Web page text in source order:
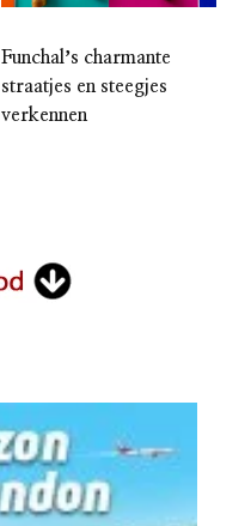
Funchalʼs charmante
straatjes en steegjes
verkennen